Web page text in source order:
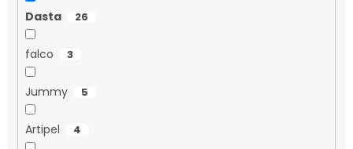
Dasta 26
falco 3
Jummy 5
Artipel 4